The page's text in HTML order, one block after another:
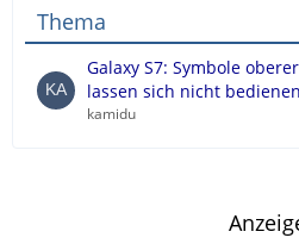
Thema
Galaxy S7: Symbole
lassen sich nicht bedienen
kamidu